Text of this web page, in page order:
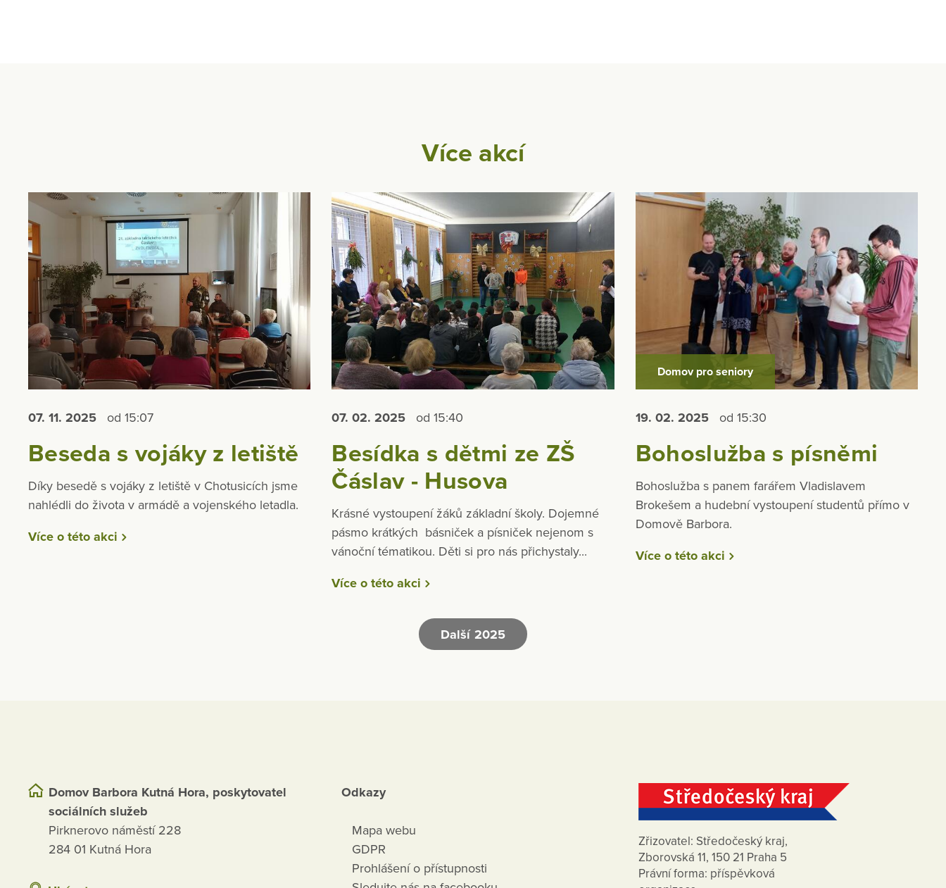
Více akcí
07. 11. 2025 od 15:07
Beseda s vojáky z letiště
Díky besedě s vojáky z letiště v Chotusicích jsme
nahlédli do života v armádě a vojenského letadla.
Více o této akci
07. 02.2025 od 15:40
Besídka s dětmi ze ZŠ
Čáslav - Husova
Krásné vystoupení žáků základní školy. Dojemné
pásmo krátkých básniček a písniček nejenom s
vánoční tématikou. Děti si pro nás přichystaly...
Více o této akci
Domov pro seniory
19. 02. 2025 od 15:30
Bohoslužba s písněmi
Bohoslužba s panem farářem Vladislavem
Brokešem a hudební vystoupení studentů přímo v
Domově Barbora.
Více o této akci
Další 2025
Domov Barbora Kutná Hora, poskytovatel
sociálních služeb
Pirknerovo náměstí 228
284 01 Kutná Hora
Odkazy
Mapa webu
GDPR
Prohlášení o přístupnosti
Zřizovatel: Středočeský kraj,
Zborovská 11, 150 21 Praha 5
Právní forma: příspěvková